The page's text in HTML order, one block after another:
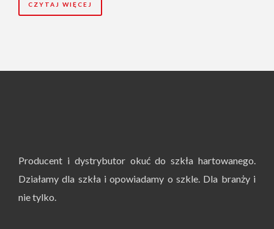
CZYTAJ WIĘCEJ
Producent i dystrybutor okuć do szkła hartowanego.
Działamy dla szkła i opowiadamy o szkle. Dla branży i
nie tylko.